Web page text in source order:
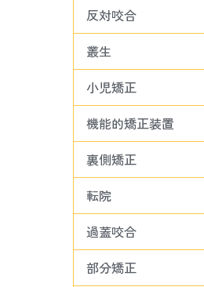
反対咬合
叢生
小児矯正
機能的矯正装置
裏側矯正
転院
過蓋咬合
部分矯正